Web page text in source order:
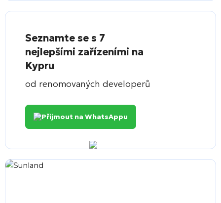
Seznamte se s 7
nejlepšími zařízeními na
Kypru
od renomovaných developerů
Přijmout na WhatsAppu